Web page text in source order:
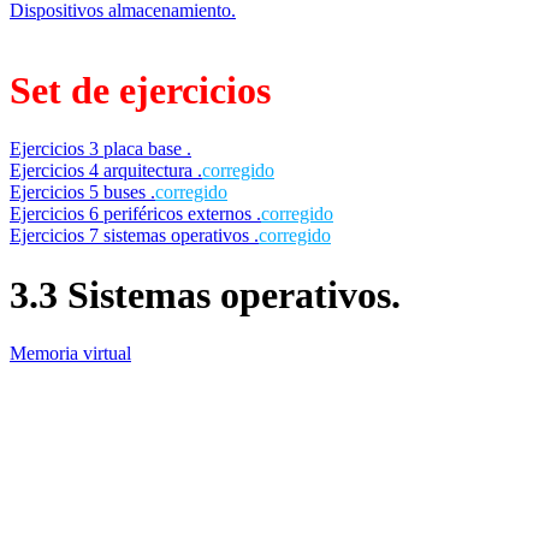
Dispositivos almacenamiento.
Set de ejercicios
Ejercicios 3 placa base .
Ejercicios 4 arquitectura .corregido
Ejercicios 5 buses .corregido
Ejercicios 6 periféricos externos .corregido
Ejercicios 7 sistemas operativos .corregido
3.3 Sistemas operativos.
Memoria virtual